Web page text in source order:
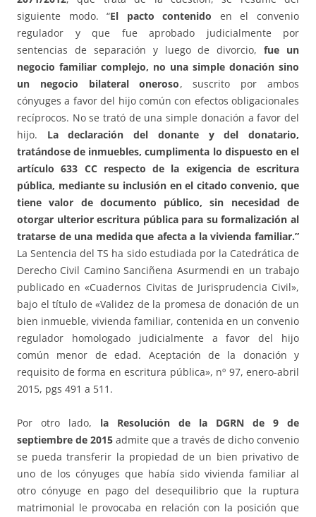
siguiente modo. “El pacto contenido en el convenio
regulador y que fue aprobado judicialmente por
sentencias de separación y luego de divorcio,fue un
negocio familiar complejo, no una simple donación sino
un negocio bilateral oneroso, suscrito por ambos
cónyuges a favor del hijo común con efectos obligacionales
recíprocos. No se trató de una simple donación a favor del
hijo. La declaración del donante y del donatario,
tratándose de inmuebles, cumplimenta lo dispuesto en el
artículo 633 CC respecto de la exigencia de escritura
pública, mediante su inclusión en el citado convenio, que
tiene valor de documento público, sin necesidad de
otorgar ulterior escritura pública para su formalización al
tratarse de una medida que afecta a la vivienda familiar.”
La Sentencia del TS ha sido estudiada por la Catedrática de
Derecho Civil Camino Sanciñena Asurmendi en un trabajo
publicado en «Cuadernos Civitas de Jurisprudencia Civil»,
bajo el título de «Validez de la promesa de donación de un
bien inmueble, vivienda familiar, contenida en un convenio
regulador homologado judicialmente a favor del hijo
común menor de edad. Aceptación de la donación y
requisito de forma en escritura pública», nº 97, enero-abril
2015, pgs 491 a 511.
Por otro lado, la Resolución de la DGRN de 9 de
septiembre de 2015 admite que a través de dicho convenio
se pueda transferir la propiedad de un bien privativo de
uno de los cónyuges que había sido vivienda familiar al
otro cónyuge en pago del desequilibrio que la ruptura
matrimonial le provocaba en relación con la posición que